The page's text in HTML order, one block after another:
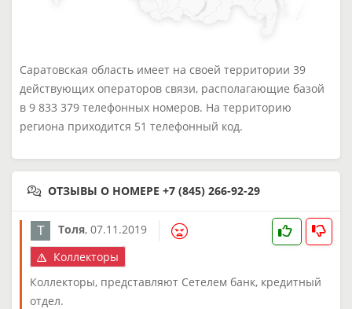
Саратовская область имеет на своей территории 39
действующих операторов связи, располагающие базой
в 9 833 379 телефонных номеров. На территорию
региона приходится 51 телефонный код.
ОТЗЫВЫ О НОМЕРЕ +7 (845) 266-92-29
Толя, 07.11.2019
Коллекторы
Коллекторы, представляют Сетелем банк, кредитный
отдел.